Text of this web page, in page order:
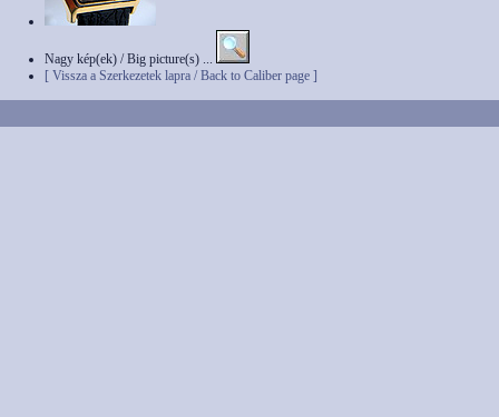
Nagy kép(ek) / Big picture(s) ...
[ Vissza a Szerkezetek lapra / Back to Caliber page ]